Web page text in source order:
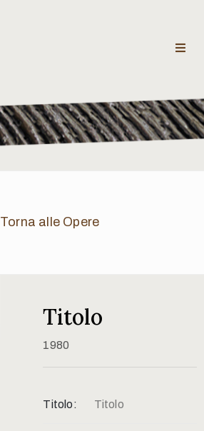
Torna alle Opere
Titolo
1980
Titolo: Titolo